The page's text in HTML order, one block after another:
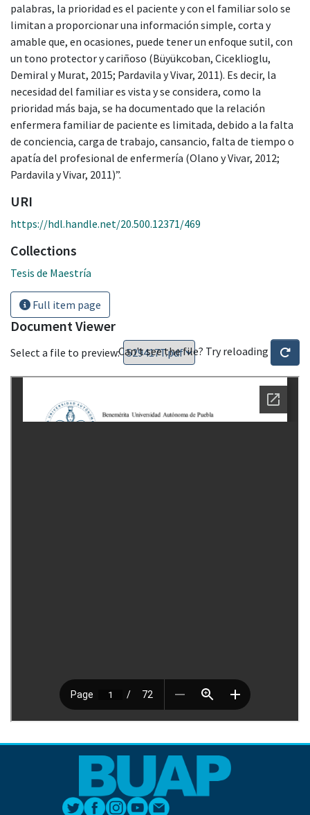
palabras, la prioridad es el paciente y con el familiar solo se
limitan a proporcionar una información simple, corta y
amable que, en ocasiones, puede tener un enfoque sutil, con
un tono protector y cariñoso (Büyükcoban, Ciceklioglu,
Demiral y Murat, 2015; Pardavila y Vivar, 2011). Es decir, la
necesidad del familiar es vista y se considera, como la
prioridad más baja, se ha documentado que la relación
enfermera familiar de paciente es limitada, debido a la falta
de conciencia, carga de trabajo, cansancio, falta de tiempo o
apatía del profesional de enfermería (Olano y Vivar, 2012;
Pardavila y Vivar, 2011)”.
URI
https://hdl.handle.net/20.500.12371/469
Collections
Tesis de Maestría
Full item page
Document Viewer
Select a file to preview:Can't see the file? Try reloading